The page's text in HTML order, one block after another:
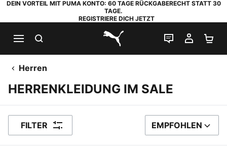
DEIN VORTEIL MIT PUMA KONTO: 60 TAGE RÜCKGABERECHT STATT 30
TAGE.
REGISTRIERE DICH JETZT
PUMA.com
LIVE-CHAT
MEIN
Herren
HERRENKLEIDUNG IM SALE
FILTER SORTIEREN NACH
EMPFOHLEN